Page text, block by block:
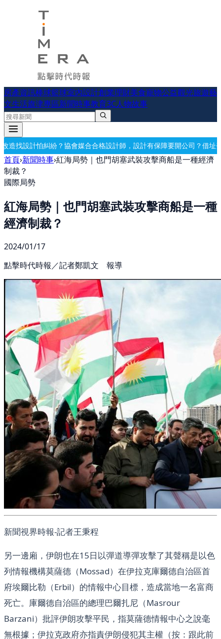
房產資訊棒球籃球室內設計創業理財美食寵物公益觀光旅遊藝
文生活旗津專區新聞時事教育3C人物故事
格設計師，設計有保障要開公司？借址登記・公司設立・工商登記一
首頁›新聞時事›紅海局勢｜也門胡塞武裝攻擊商船是一種經濟
制裁？
國際局勢
紅海局勢｜也門胡塞武裝攻擊商船是一種
經濟制裁？
2024/01/17
點擊時代時報／記者鄭凱文 報導
新聞視界時報-記者王秉程
另一邊廂，伊朗也在15日以彈道導彈攻擊了其聲稱是以色
列情報機構莫薩德（Mossad）在伊拉克庫爾德自治區首
府埃爾比勒（Erbil）的情報中心目標，造成當地一名富商
死亡。庫爾德自治區的總理巴爾扎尼（Masrour
Barzani）批評伊朗攻擊平民，指莫薩德情報中心之說毫
無根據；伊拉克政府亦指責伊朗侵犯其主權（按：跟此前